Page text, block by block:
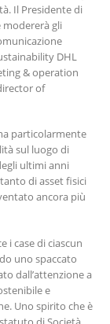
Il Presidente di
modererà gli
DHL
& operation
of
particolarmente
sul luogo di
ultimi anni
di asset fisici
ancora più
i case di ciascun
uno spaccato
dall’attenzione a
e
Uno spirito che è